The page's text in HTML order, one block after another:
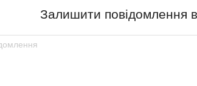
Залишити повідомлення